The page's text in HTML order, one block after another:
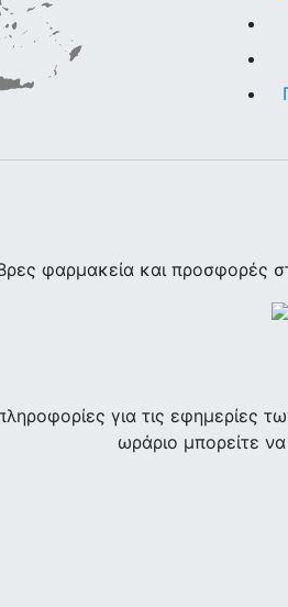
φαρμακεία και προσφορές
για τις
ωράριο μπορείτε